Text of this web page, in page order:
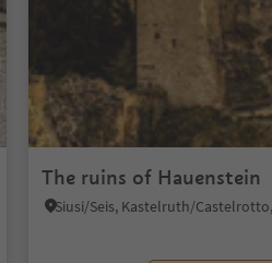
1/5
The ruins of Hauenstein